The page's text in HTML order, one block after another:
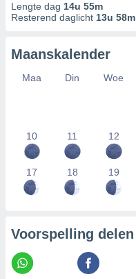
Lengte dag 14u 55m
Resterend daglicht 13u 58m
Maanskalender
Maa Din Woe
10 11 12
17 18 19
Voorspelling delen